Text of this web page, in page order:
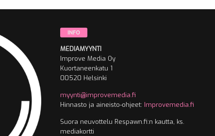
INFO
MEDIAMYYNTI
Improve Media Oy
Kuortaneenkatu 1
00520 Helsinki
myynti@improvemedia.fi
Hinnasto ja aineisto-ohjeet: Improvemedia.fi
Suora neuvottelu Respawn.fi:n kautta, ks.
mediakortti